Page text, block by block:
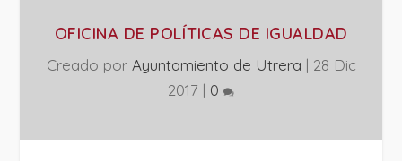
OFICINA DE POLÍTICAS DE IGUALDAD
Creado por Ayuntamiento de Utrera | 28 Dic
2017 | 0